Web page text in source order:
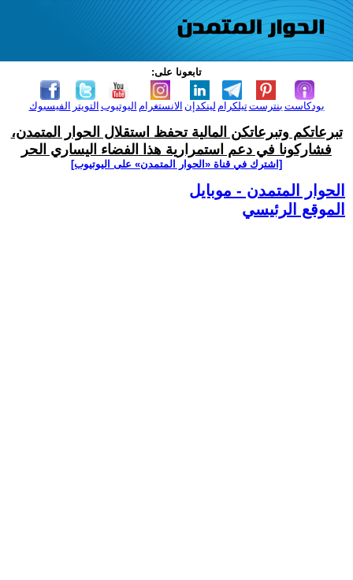
تابعونا على:
الفيسبوك التويتر اليوتيوب الانستغرام لينكدإن تيلكرامبنترست بودكاست
تبرعاتكم وتبرعاتكن المالية تحفظ استقلال الحوار المتمدن،
فشاركونا في دعم استمرارية هذا الفضاء اليساري الحر
[اشترك في قناة ‫«الحوار المتمدن» على اليوتيوب]
الحوار المتمدن - موبايل
الموقع الرئيسي